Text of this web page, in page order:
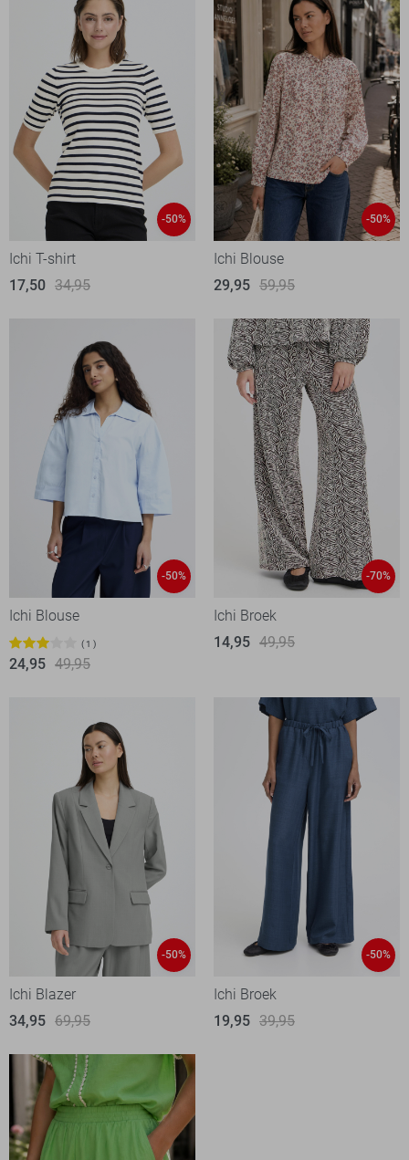
-50%
Ichi T-shirt
17,50 34,95
-50%
Ichi Blouse
29,95 59,95
-50%
Ichi Blouse
1
24,95 49,95
-70%
Ichi Broek
14,95 49,95
-50%
Ichi Blazer
34,95 69,95
-50%
Ichi Broek
19,95 39,95